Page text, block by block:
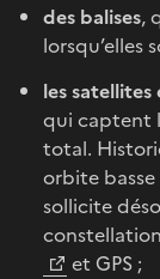
des balises,
lorsqu’elles
les
qui captent
total.
orbite
sollicite
et GPS ;